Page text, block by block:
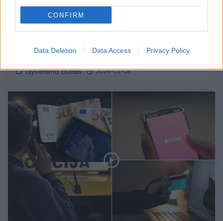
CONFIRM
Data Deletion Data Access Privacy Policy
Paguodos ieškojusi našlė sukčiui atidavė
nuoširdus“
Gyvenimo būdas 2024-03-08